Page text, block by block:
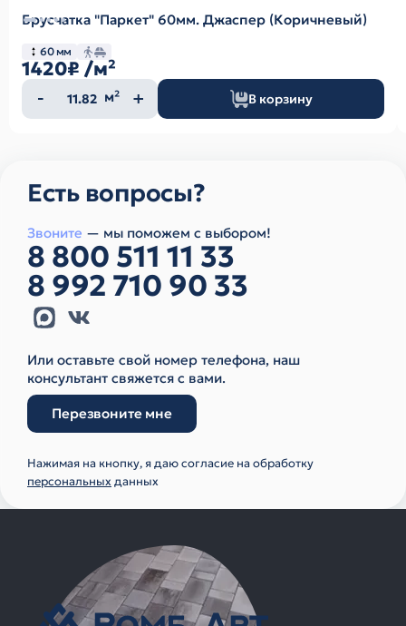
Брусчатка "Паркет" 60мм. Джаспер (Коричневый)
60 мм
1420₽ /м²
Количество
товара
м² В корзину
Есть вопросы?
Звоните — мы поможем с выбором!
8 800 511 11 33
8 992 710 90 33
Или оставьте свой номер телефона, наш
консультант свяжется с вами.
Перезвоните мне
Нажимая на кнопку, я даю согласие на обработку
персональныхданных